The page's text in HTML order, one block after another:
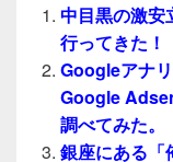
中目黒の激安
行ってきた！
Googleアナ
Google
調べてみた。
銀座にある「